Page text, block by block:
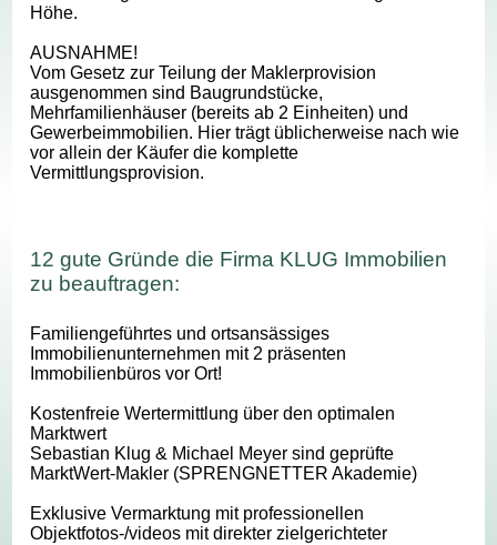
Höhe.
AUSNAHME!
Vom Gesetz zur Teilung der Maklerprovision
ausgenommen sind Baugrundstücke,
Mehrfamilienhäuser (bereits ab 2 Einheiten) und
Gewerbeimmobilien. Hier trägt üblicherweise nach wie
vor allein der Käufer die komplette
Vermittlungsprovision.
12 gute Gründe die Firma KLUG Immobilien
zu beauftragen:
Familiengeführtes und ortsansässiges
Immobilienunternehmen mit 2 präsenten
Immobilienbüros vor Ort!
Kostenfreie Wertermittlung über den optimalen
Marktwert
Sebastian Klug & Michael Meyer sind geprüfte
MarktWert-Makler (SPRENGNETTER Akademie)
Exklusive Vermarktung mit professionellen
Objektfotos-/videos mit direkter zielgerichteter